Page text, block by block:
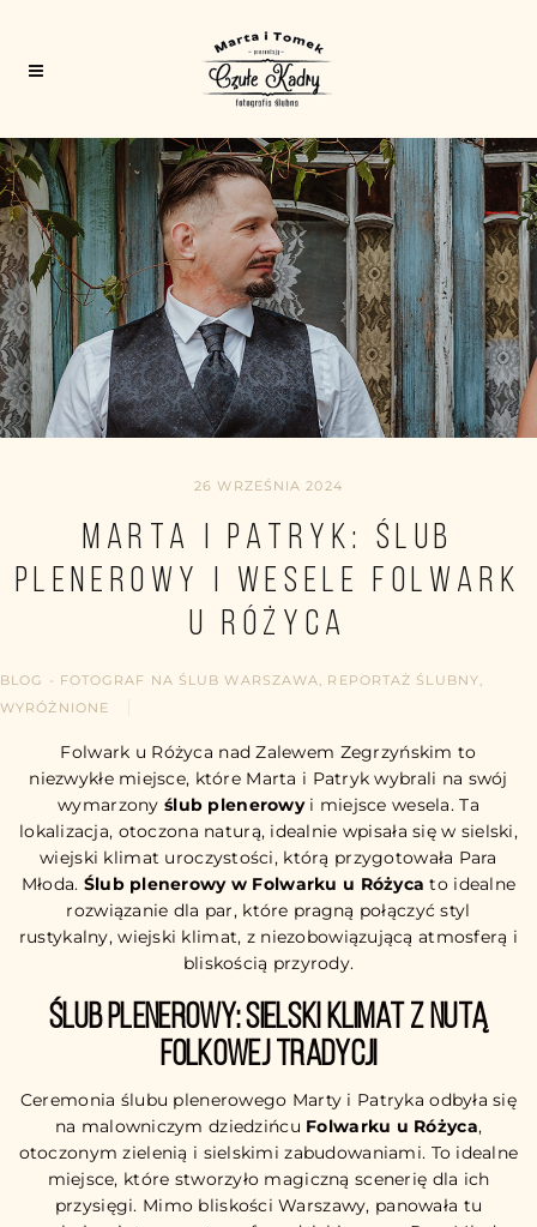
26 WRZEŚNIA 2024
Marta i Patryk: ślub
plenerowy i wesele Folwark
u Różyca
BLOG - FOTOGRAF NA ŚLUB WARSZAWA, REPORTAŻ ŚLUBNY,
WYRÓŻNIONE
Folwark u Różyca nad Zalewem Zegrzyńskim to
niezwykłe miejsce, które Marta i Patryk wybrali na swój
wymarzony ślub plenerowyi miejsce wesela. Ta
lokalizacja, otoczona naturą, idealnie wpisała się w sielski,
wiejski klimat uroczystości, którą przygotowała Para
Młoda. Ślub plenerowy w Folwarku u Różyca to idealne
rozwiązanie dla par, które pragną połączyć styl
rustykalny, wiejski klimat, z niezobowiązującą atmosferą i
bliskością przyrody.
Ślub plenerowy: sielski klimat z nutą
folkowej tradycji
Ceremonia ślubu plenerowego Marty i Patryka odbyła się
na malowniczym dziedzińcu Folwarku u Różyca,
otoczonym zielenią i sielskimi zabudowaniami. To idealne
miejsce, które stworzyło magiczną scenerię dla ich
przysięgi. Mimo bliskości Warszawy, panowała tu